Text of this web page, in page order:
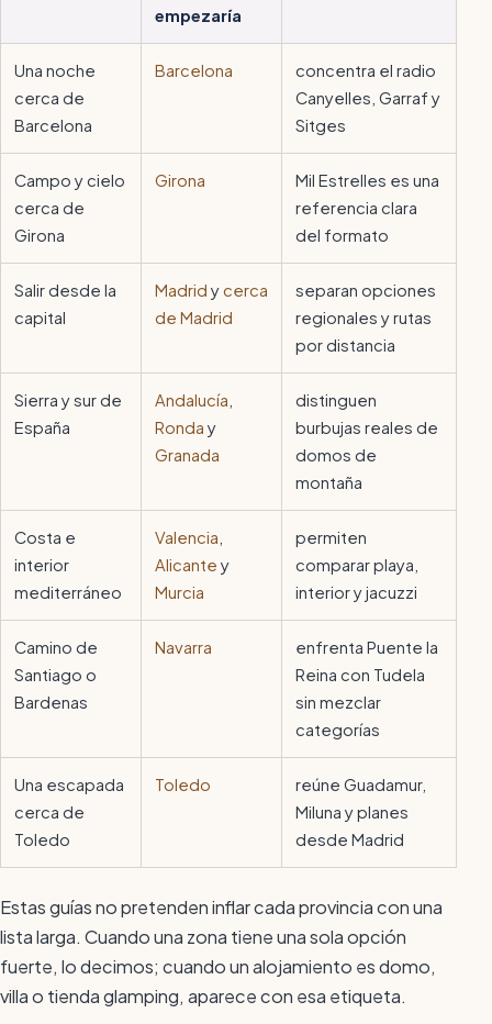
empezaría
Una noche
cerca de
Barcelona
Barcelona
concentra el radio
Canyelles, Garraf y
Sitges
Campo y cielo
cerca de
Girona
Girona
Mil Estrelles es una
referencia clara
del formato
Salir desde la
capital
Madrid ycerca
de Madrid
separan opciones
regionales y rutas
por distancia
Sierra y sur de
España
Andalucía
Ronda y
Granada
distinguen
burbujas reales de
domos de
montaña
Costa e
interior
mediterráneo
Valencia
Alicante y
Murcia
permiten
comparar playa,
interior y jacuzzi
Camino de
Santiago o
Bardenas
Navarra
enfrenta Puente la
Reina con Tudela
sin mezclar
categorías
Una escapada
cerca de
Toledo
Toledo
reúne Guadamur,
Miluna y planes
desde Madrid
Estas guías no pretenden inflar cada provincia con una
lista larga. Cuando una zona tiene una sola opción
fuerte, lo decimos; cuando un alojamiento es domo,
villa o tienda glamping, aparece con esa etiqueta.